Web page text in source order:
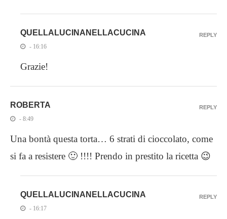
QUELLALUCINANELLACUCINA
- 16:16
Grazie!
REPLY
ROBERTA
- 8:49
Una bontà questa torta… 6 strati di cioccolato, come
si fa a resistere 🙂 !!!! Prendo in prestito la ricetta 😉
REPLY
QUELLALUCINANELLACUCINA
- 16:17
REPLY